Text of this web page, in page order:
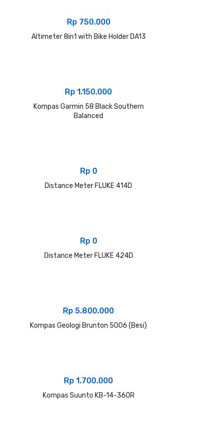
Rp 750.000
Altimeter 8in1 with Bike Holder DA13
Rp 1.150.000
Kompas Garmin 58 Black Southern
Balanced
Rp 0
Distance Meter FLUKE 414D
Rp 0
Distance Meter FLUKE 424D
Rp 5.800.000
Kompas Geologi Brunton 5006 (Besi)
Rp 1.700.000
Kompas Suunto KB-14-360R